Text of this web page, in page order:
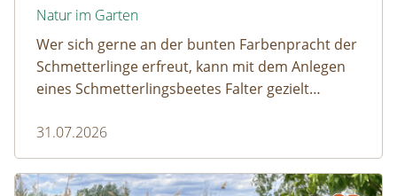
Natur im Garten
Wer sich gerne an der bunten Farbenpracht der
Schmetterlinge erfreut, kann mit dem Anlegen
eines Schmetterlingsbeetes Falter gezielt
dürfen ausreichend mitgedacht werden. Denn
ohne Raupen gibt es keine schönen
Schmetterlinge!
31.07.2026
Naturmagazin: Die Rückkehr der Big Five im Weinviertel
Die Rückkehr der Big Five im Weinviertel